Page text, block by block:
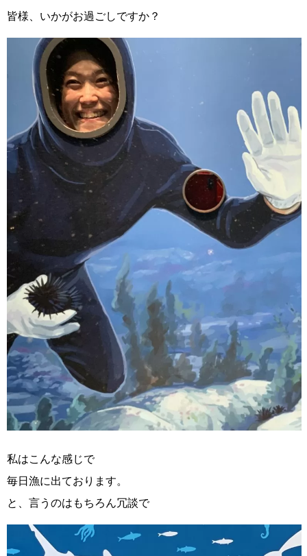
皆様、いかがお過ごしですか？
私はこんな感じで
毎日漁に出ております。
と、言うのはもちろん冗談で